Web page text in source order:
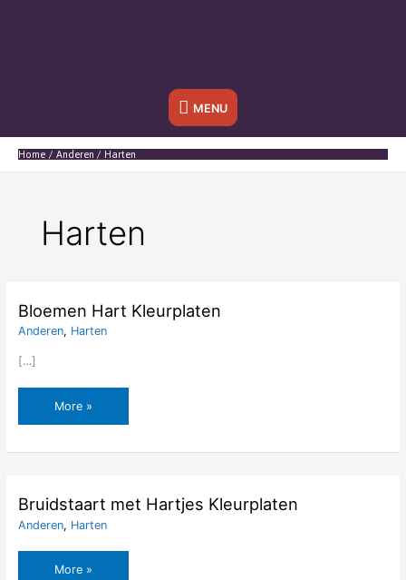
Onder
header
MENU
Home Anderen Harten
Harten
Bloemen Hart Kleurplaten
Anderen, Harten
[…]
Bloemen
Hart
More »
Bruidstaart met Hartjes Kleurplaten
Anderen, Harten
Bruidstaart
More »